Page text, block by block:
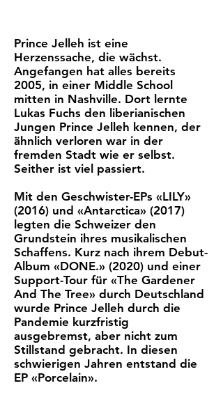
Prince Jelleh ist eine
Herzenssache, die wächst.
Angefangen hat alles bereits
2005, in einer Middle School
mitten in Nashville. Dort lernte
Lukas Fuchs den liberianischen
Jungen Prince Jelleh kennen, der
ähnlich verloren war in der
fremden Stadt wie er selbst.
Seither ist viel passiert.
Mit den Geschwister-EPs «LILY»
(2016) und «Antarctica» (2017)
legten die Schweizer den
Grundstein ihres musikalischen
Schaffens. Kurz nach ihrem Debut-
Album «DONE.» (2020) und einer
Support-Tour für «The Gardener
And The Tree» durch Deutschland
wurde Prince Jelleh durch die
Pandemie kurzfristig
ausgebremst, aber nicht zum
Stillstand gebracht. In diesen
schwierigen Jahren entstand die
EP «Porcelain».